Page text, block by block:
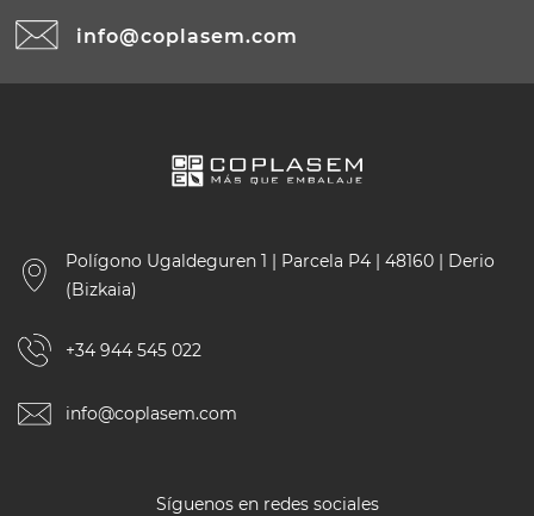
info@coplasem.com
Polígono Ugaldeguren 1 | Parcela P4 | 48160 | Derio
(Bizkaia)
+34 944 545 022
info@coplasem.com
Síguenos en redes sociales